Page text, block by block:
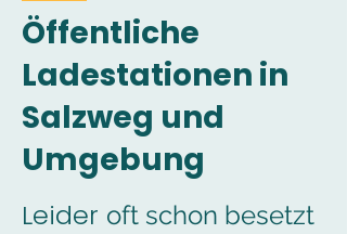
Öffentliche
Ladestationen in
Salzweg und
Umgebung
Leider oft schon besetzt